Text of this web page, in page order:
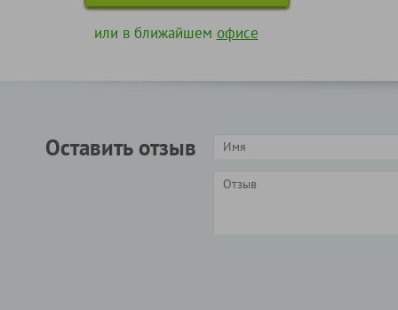
или в ближайшем офисе
Оставить отзыв